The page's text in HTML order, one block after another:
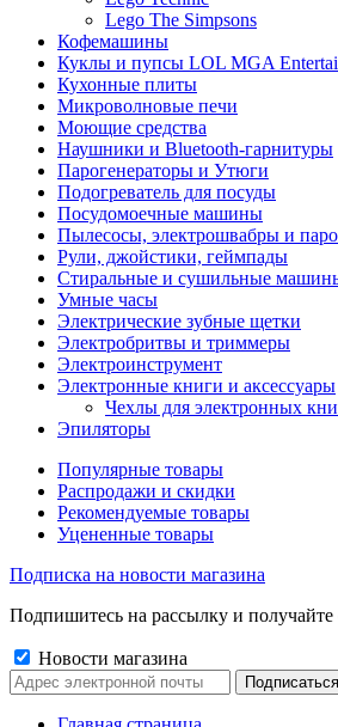
Lego The Simpsons
Кофемашины
Куклы и пупсы LOL MGA
Кухонные плиты
Микроволновые печи
Моющие средства
Наушники и Bluetooth-гарнитуры
Парогенераторы и Утюги
Подогреватель для посуды
Посудомоечные машины
Пылесосы, электрошвабры и
Рули, джойстики, геймпады
Стиральные и сушильные
Умные часы
Электрические зубные щетки
Электробритвы и триммеры
Электроинструмент
Электронные книги и аксессуары
Чехлы для электронных
Эпиляторы
Популярные товары
Распродажи и скидки
Рекомендуемые товары
Уцененные товары
Подписка на новости магазина
Подпишитесь на рассылку и
Новости магазина